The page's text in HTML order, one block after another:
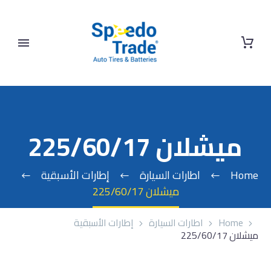
ميشلان 225/60/17
Home اطارات السيارة
إطارات الأسبقية
ميشلان 225/60/17
Home اطارات السيارة إطارات الأسبقية
ميشلان 225/60/17